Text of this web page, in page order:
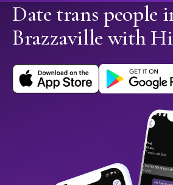
Date trans people
Brazzaville with